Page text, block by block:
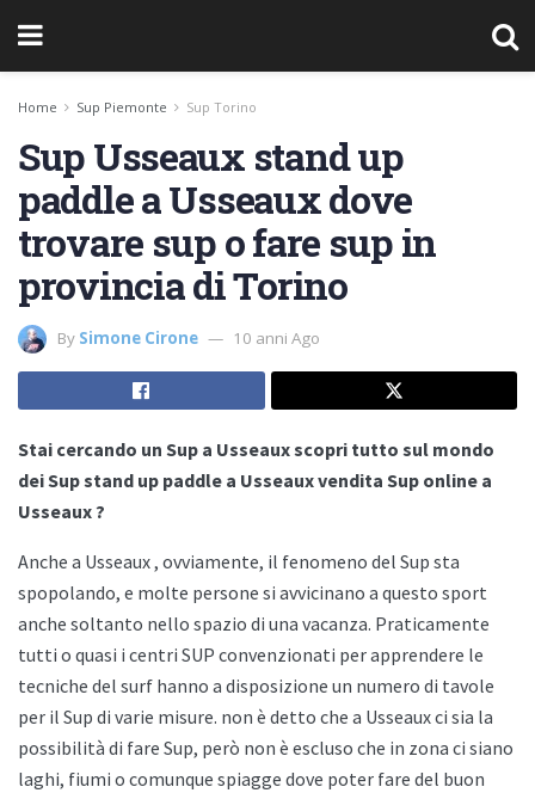
Home Sup Piemonte Sup Torino
Sup Usseaux stand up
paddle a Usseaux dove
trovare sup o fare sup in
provincia di Torino
By Simone Cirone 10 anni Ago
Stai cercando un Sup a Usseaux scopri tutto sul mondo
dei Sup stand up paddle a Usseaux vendita Sup online a
Usseaux ?
Anche a Usseaux , ovviamente, il fenomeno del Sup sta
spopolando, e molte persone si avvicinano a questo sport
anche soltanto nello spazio di una vacanza. Praticamente
tutti o quasi i centri SUP convenzionati per apprendere le
tecniche del surf hanno a disposizione un numero di tavole
per il Sup di varie misure. non è detto che a Usseaux ci sia la
possibilità di fare Sup, però non è escluso che in zona ci siano
laghi, fiumi o comunque spiagge dove poter fare del buon